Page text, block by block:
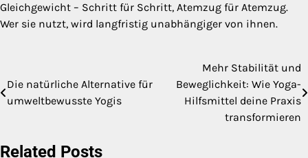
Gleichgewicht – Schritt für Schritt, Atemzug für Atemzug.
Wer sie nutzt, wird langfristig unabhängiger von ihnen.
navigation
Die natürliche Alternative für
umweltbewusste Yogis
Mehr Stabilität und
Beweglichkeit: Wie Yoga-
Hilfsmittel deine Praxis
transformieren
Related Posts